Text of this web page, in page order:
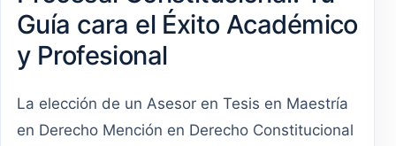
Guía cara el Éxito Académico
y Profesional
La elección de un Asesor en Tesis en Maestría
en Derecho Mención en Derecho Constitucional